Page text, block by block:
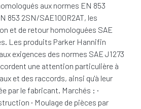
aux normes EN 853
853 2SN/SAE100R2AT, les
et de retour homologuées SAE
Les produits Parker Hannifin
exigences des normes SAE J1273
une attention particulière à
et des raccords, ainsi qu'à leur
par le fabricant. Marchés : ·
· Moulage de pièces par